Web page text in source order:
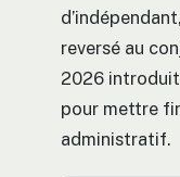
reversé au
2026
pour mettre
administratif.